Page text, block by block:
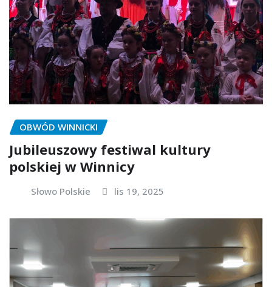
OBWÓD WINNICKI
Jubileuszowy festiwal kultury
polskiej w Winnicy
Słowo Polskie lis 19, 2025